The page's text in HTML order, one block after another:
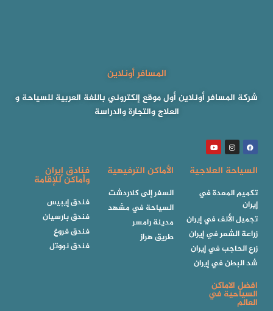
المسافر أونلاين
شركة المسافر أونلاين أول موقع إلكتروني باللغة العربية للسياحة و
العلاج والتجارة والدراسة
السياحة العلاجية
تكميم المعدة في
إيران
تجميل الأنف في إيران
زراعة الشعر في إيران
زرع الحاجب في إيران
شد البطن في إيران
الأماكن الترفيهية
السفر إلى كلاردشت
السياحة في مشهد
مدينة رامسر
طريق هراز
فنادق إيران
وأماكن للإقامة
فندق إيبيس
فندق بارسيان
فندق فروغ
فندق نووتل
افضل الاماكن
السياحية في
العالم